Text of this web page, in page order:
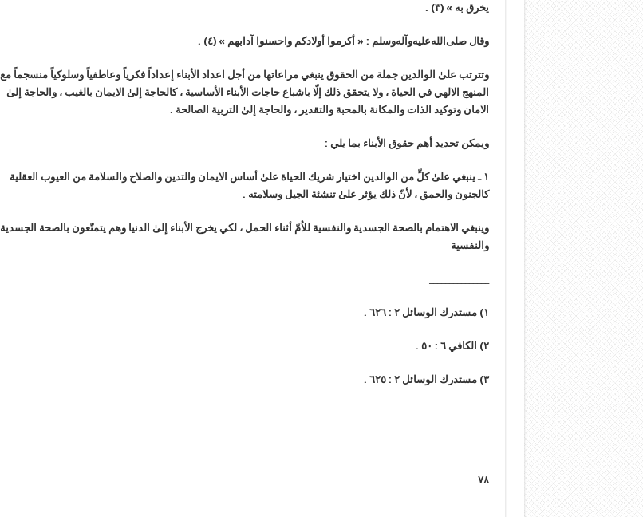
يخرق به » (٣) .
وقالصلى‌الله‌عليه‌وآله‌وسلم : « أكرموا أولادكم واحسنوا آدابهم » (٤) .
وتترتب علىٰ الوالدين جملة من الحقوق ينبغي مراعاتها من أجل اعداد الأبناء إعداداً فكرياً وعاطفياً وسلوكياً منسجماً مع
المنهج الالهي في الحياة ، ولا يتحقق ذلك إلّا باشباع حاجات الأبناء الأساسية ، كالحاجة إلىٰ الايمان بالغيب ، والحاجة إلىٰ
الامان وتوكيد الذات والمكانة بالمحبة والتقدير ، والحاجة إلىٰ التربية الصالحة .
ويمكن تحديد أهم حقوق الأبناء بما يلي :
١ ـ ينبغي علىٰ كلِّ من الوالدين اختيار شريك الحياة علىٰ أساس الايمان والتدين والصلاح والسلامة من العيوب العقلية
كالجنون والحمق ، لأنّ ذلك يؤثر علىٰ تنشئة الجيل وسلامته .
وينبغي الاهتمام بالصحة الجسدية والنفسية للاُمّ أثناء الحمل ، لكي يخرج الأبناء إلىٰ الدنيا وهم يتمتّعون بالصحة الجسدية
والنفسية
١) مستدرك الوسائل ٢ : ٦٢٦ .
٢) الكافي ٦ : ٥٠ .
٣) مستدرك الوسائل ٢ : ٦٢٥ .
٧٨